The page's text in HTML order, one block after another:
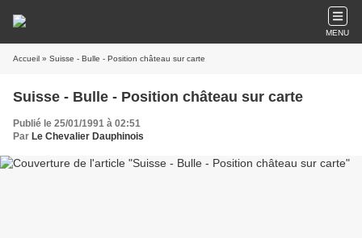
MENU
Accueil » Suisse - Bulle - Position château sur carte
Suisse - Bulle - Position château sur carte
Publié le 25/01/1991 à 02:51
Par Le Chevalier Dauphinois